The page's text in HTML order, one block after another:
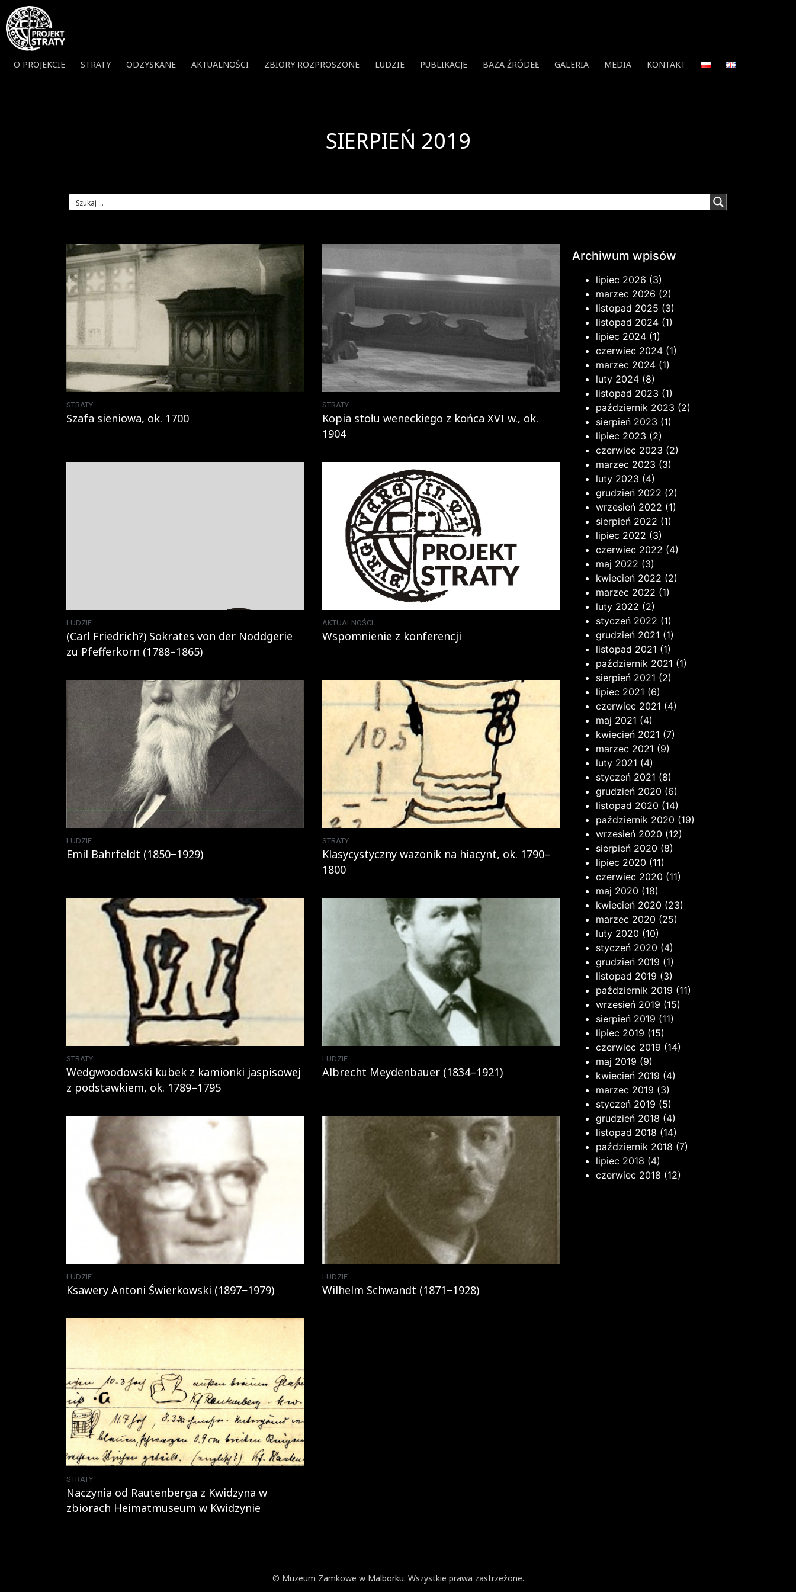
O PROJEKCIE STRATY ODZYSKANE AKTUALNOŚCI ZBIORY ROZPROSZONE LUDZIE PUBLIKACJE BAZA ŹRÓDEŁ GALERIA MEDIA KONTAKT
SIERPIEŃ 2019
STRATY
Szafa sieniowa, ok. 1700
STRATY
Kopia stołu weneckiego z końca XVI w., ok.
1904
LUDZIE
(Carl Friedrich?) Sokrates von der Noddgerie
zu Pfefferkorn (1788–1865)
AKTUALNOŚCI
Wspomnienie z konferencji
LUDZIE
Emil Bahrfeldt (1850−1929)
STRATY
Klasycystyczny wazonik na hiacynt, ok. 1790–
1800
STRATY
Wedgwoodowski kubek z kamionki jaspisowej
z podstawkiem, ok. 1789–1795
LUDZIE
Albrecht Meydenbauer (1834–1921)
LUDZIE
Ksawery Antoni Świerkowski (1897−1979)
LUDZIE
Wilhelm Schwandt (1871−1928)
STRATY
Naczynia od Rautenberga z Kwidzyna w
zbiorach Heimatmuseum w Kwidzynie
Archiwum wpisów
lipiec 2026 (3)
marzec 2026 (2)
listopad 2025 (3)
listopad 2024 (1)
lipiec 2024 (1)
czerwiec 2024 (1)
marzec 2024 (1)
luty 2024 (8)
listopad 2023 (1)
październik 2023 (2)
sierpień 2023 (1)
lipiec 2023 (2)
czerwiec 2023 (2)
marzec 2023 (3)
luty 2023 (4)
grudzień 2022 (2)
wrzesień 2022 (1)
sierpień 2022 (1)
lipiec 2022 (3)
czerwiec 2022 (4)
maj 2022 (3)
kwiecień 2022 (2)
marzec 2022 (1)
luty 2022 (2)
styczeń 2022 (1)
grudzień 2021 (1)
listopad 2021 (1)
październik 2021 (1)
sierpień 2021 (2)
lipiec 2021 (6)
czerwiec 2021 (4)
maj 2021 (4)
kwiecień 2021 (7)
marzec 2021 (9)
luty 2021 (4)
styczeń 2021 (8)
grudzień 2020 (6)
listopad 2020 (14)
październik 2020 (19)
wrzesień 2020 (12)
sierpień 2020 (8)
lipiec 2020 (11)
czerwiec 2020 (11)
maj 2020 (18)
kwiecień 2020 (23)
marzec 2020 (25)
luty 2020 (10)
styczeń 2020 (4)
grudzień 2019 (1)
listopad 2019 (3)
październik 2019 (11)
wrzesień 2019 (15)
sierpień 2019 (11)
lipiec 2019 (15)
czerwiec 2019 (14)
maj 2019 (9)
kwiecień 2019 (4)
marzec 2019 (3)
styczeń 2019 (5)
grudzień 2018 (4)
listopad 2018 (14)
październik 2018 (7)
lipiec 2018 (4)
czerwiec 2018 (12)
© Muzeum Zamkowe w Malborku. Wszystkie prawa zastrzeżone.